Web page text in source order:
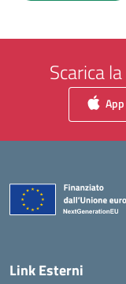
Scarica
Link Esterni